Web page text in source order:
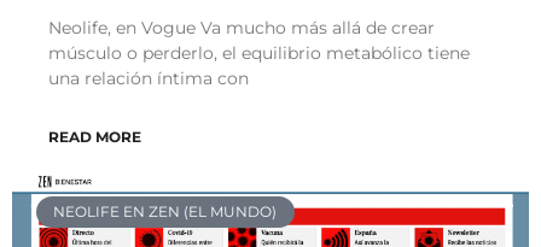
Neolife, en Vogue Va mucho más allá de crear
músculo o perderlo, el equilibrio metabólico tiene
una relación íntima con
READ MORE
NEOLIFE EN ZEN (EL MUNDO)